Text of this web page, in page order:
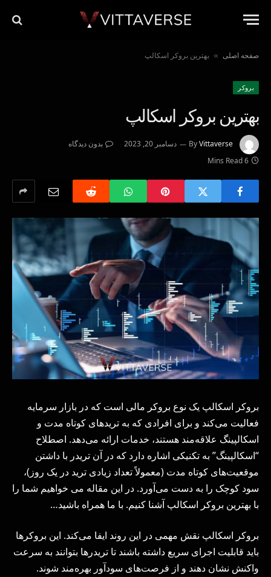
صفحه اصلی » بهترین بروکر اسکالپ
بروکر
بهترین بروکر اسکالپ
ByVittaverse دسامبر 20, 2023
بدون دیدگاه
6 Mins Read
بروکر اسکالپ یک نوع بروکر مالی است که در بازار سرمایه
فعالیت می‌کند و برای افرادی که به تریدهای کوتاه مدت و
اسکالپینگ علاقه‌مند هستند، خدمات ارائه می‌دهد. اصطلاح
“اسکالپینگ” به تکنیکی اشاره دارد که در آن تریدر با داشتن
موقعیت‌های کوتاه مدت (معمولاً تعداد زیادی ترید در یک روز)،
سود کوچک را به دست می‌آورد. در این مقاله می خواهیم شما را
با بهترین بروکر اسکالپ آشنا کنیم. با ما همراه باشید…
بروکر اسکالپ نقش مهمی در این روند ایفا می‌کند. این بروکرها
باید قابلیت اجرای سریع داشته باشند تا تریدرها بتوانند به سرعت
واکنش نشان دهند و از فرصت‌های سودآور بهره‌مند شوند.